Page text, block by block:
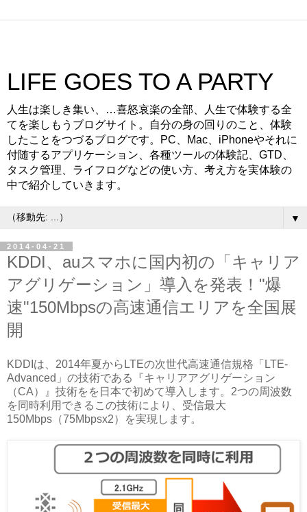
LIFE GOES TO A PARTY
人生は楽しき集い、…喜怒哀楽の全部、人生で体験する全
てを楽しもうブログサイト。自分の身の回りのこと、体験
したことをつづるブログです。PC、Mac、iPhoneやそれに
付随するアプリケーション、各種ツールの体験記、GTD、
タスク管理、ライフログなどの使い方、考え方を実体験の
中で紹介していきます。
▼
2014-04-21
KDDI、auスマホに国内初の「キャリア
アグリゲーション」導入を発表！"爆
速"150Mbpsの高速通信エリアを全国展
開
KDDIは、2014年夏からLTEの次世代高速通信規格「LTE-
Advanced」の技術である『キャリアアグリゲーション
（CA）』技術をを日本で初めて導入します。2つの周波数
を同時利用できるこの技術により、受信最大
150Mbps（75Mbpsx2）を実現します。